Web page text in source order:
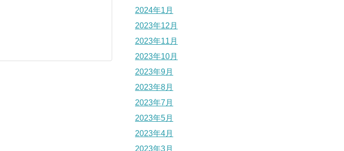
2024年1月
2023年12月
2023年11月
2023年10月
2023年9月
2023年8月
2023年7月
2023年5月
2023年4月
2023年3月